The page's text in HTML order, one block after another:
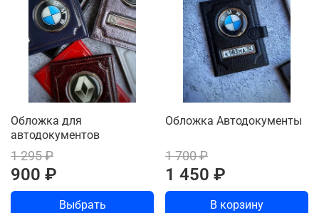
Обложка для
автодокументов
1 295 ₽
900 ₽
Выбрать
Обложка Автодокументы
1 700 ₽
1 450 ₽
В корзину